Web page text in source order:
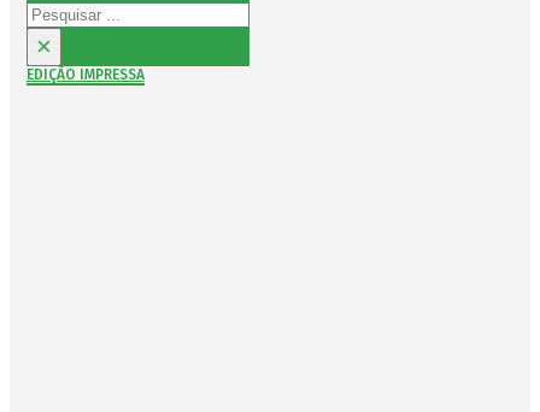
Pesquisar
×
EDIÇÃO IMPRESSA